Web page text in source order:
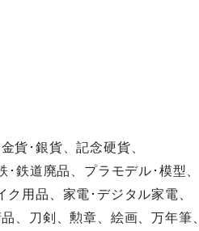
貨･銀貨、記念硬貨、
鉄道廃品、プラモデル･模型、
用品、家電･デジタル家電、
、刀剣、勲章、絵画、万年筆、